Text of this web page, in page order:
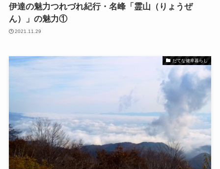
伊達の魅力つれづれ紀行・名峰「霊山（りょうぜ
ん）」の魅力①
2021.11.29
だてな健幸暮らし